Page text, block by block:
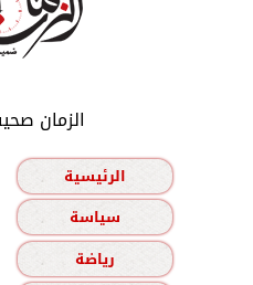
الزمان
الرئيسية
سياسة
رياضة